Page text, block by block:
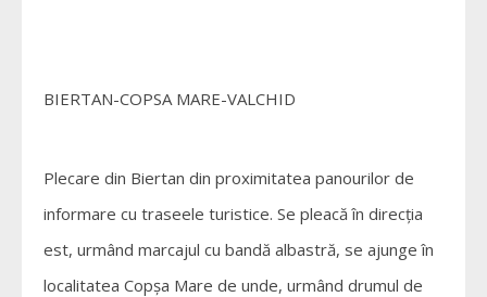
BIERTAN-COPSA MARE-VALCHID
Plecare din Biertan din proximitatea panourilor de
informare cu traseele turistice. Se pleacă în direcția
est, urmând marcajul cu bandă albastră, se ajunge în
localitatea Copșa Mare de unde, urmând drumul de